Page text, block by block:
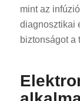
mint az
diagnosztikai
biztonságot a